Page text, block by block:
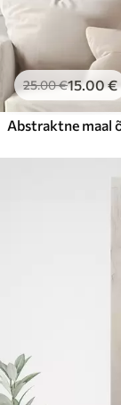
25.00€15.00€
Abstraktne maal